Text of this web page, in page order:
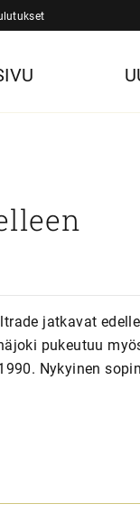
jatkavat
pukeutuu
Nykyinen